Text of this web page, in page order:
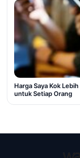
Harga Saya Kok
untuk Setiap Orang